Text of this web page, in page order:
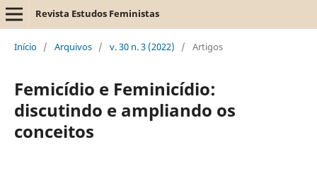
Revista Estudos Feministas
Início / Arquivos / v. 30 n. 3 (2022) / Artigos
Femicídio e Feminicídio:
discutindo e ampliando os
conceitos